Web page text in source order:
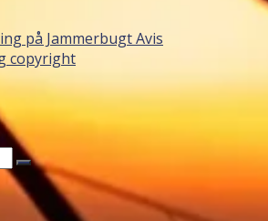
på Jammerbugt Avis
copyright